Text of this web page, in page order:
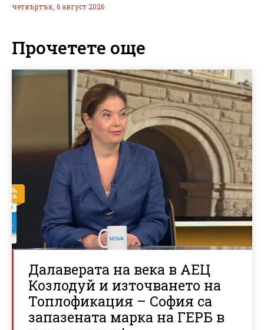
четвъртък, 6 август 2026
Прочетете още
Далаверата на века в АЕЦ
Козлодуй и източването на
Топлофикация – София са
запазената марка на ГЕРБ в